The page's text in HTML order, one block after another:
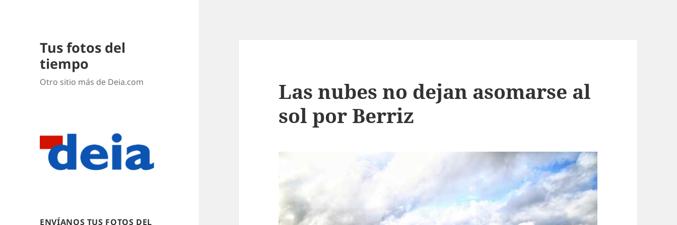
Tus fotos del
tiempo
Otro sitio más de Deia.com
ENVÍANOS TUS FOTOS DEL
Las nubes no dejan asomarse al
sol por Berriz